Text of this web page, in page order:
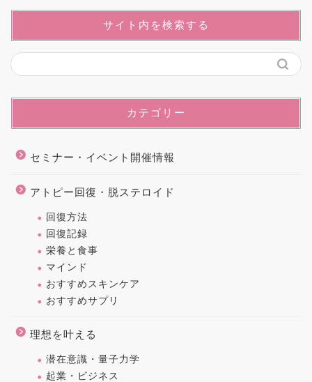
サイト内を検索する
カテゴリー
セミナー・イベント開催情報
アトピー回復・脱ステロイド
回復方法
回復記録
栄養と食事
マインド
おすすめスキンケア
おすすめサプリ
理想を叶える
潜在意識・量子力学
起業・ビジネス